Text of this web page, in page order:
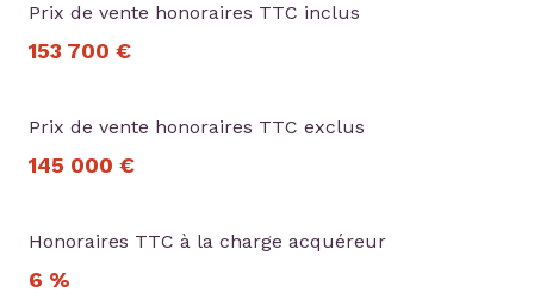
Prix de vente honoraires TTC inclus
153 700 €
Prix de vente honoraires TTC exclus
145 000 €
Honoraires TTC à la charge acquéreur
6 %